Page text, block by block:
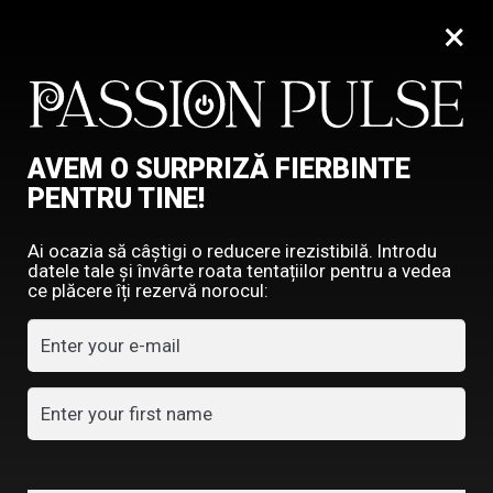
POVESTI EROTICE
DINTR-O GLUMA… ÎN
PLACERE PURA
ADMIN
E
ra una dintre acele seri magice de iarnă la munte,
×
AVEM O SURPRIZĂ FIERBINTE
PENTRU TINE!
Ai ocazia să câștigi o reducere irezistibilă. Introdu
datele tale și învârte roata tentațiilor pentru a vedea
ce plăcere îți rezervă norocul: